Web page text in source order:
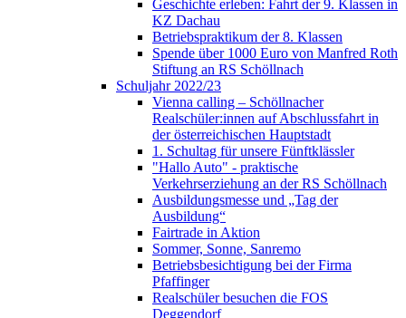
Geschichte erleben: Fahrt der 9. Klassen in
KZ Dachau
Betriebspraktikum der 8. Klassen
Spende über 1000 Euro von Manfred Roth
Stiftung an RS Schöllnach
Schuljahr 2022/23
Vienna calling – Schöllnacher
Realschüler:innen auf Abschlussfahrt in
der österreichischen Hauptstadt
1. Schultag für unsere Fünftklässler
"Hallo Auto" - praktische
Verkehrserziehung an der RS Schöllnach
Ausbildungsmesse und „Tag der
Ausbildung“
Fairtrade in Aktion
Sommer, Sonne, Sanremo
Betriebsbesichtigung bei der Firma
Pfaffinger
Realschüler besuchen die FOS
Deggendorf